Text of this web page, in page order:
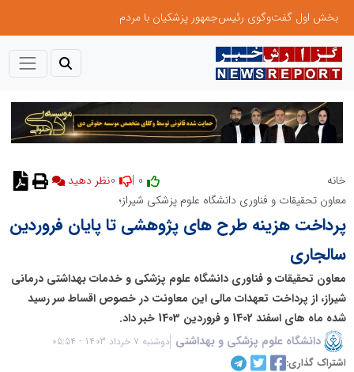
بخش اول گفت‌وگوی رئیس‌جمهور پزشکیان با مردم
خانه
معاون تحقیقات و فناوری دانشگاه علوم پزشکی شیراز؛
پرداخت هزینه طرح های پژوهشی تا پایان فروردین
سالجاری
معاون تحقیقات و فناوری دانشگاه علوم پزشکی و خدمات بهداشتی درمانی
شیراز، از پرداخت تعهدات مالی این معاونت در خصوص اقساط سر رسید
شده ماه های اسفند 1402 و فروردین 1403 خبر داد.
دانشگاه علوم پزشکی و بهداشتی دوشنبه 7 خرداد 1403 - 05:54
اشتراک گذاری: